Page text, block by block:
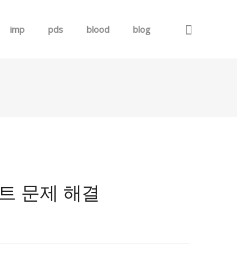
imp pds blood blog
문제 해결